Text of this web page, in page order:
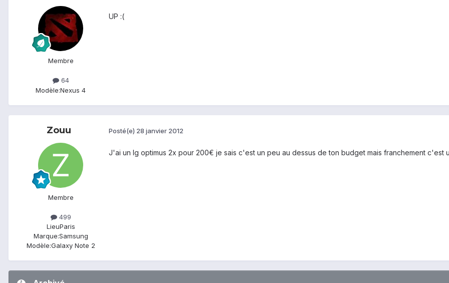
Membre
64
Modèle:Nexus 4
UP :(
Zouu
Membre
499
LieuParis
Marque:Samsung
Modèle:Galaxy Note 2
Posté(e) 28 janvier 2012
J'ai un lg optimus 2x pour 200€ je sais c'est un peu au dessus de ton budget mais franchement